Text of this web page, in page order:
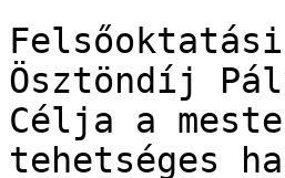
Ösztöndíj
Célja a
tehetséges